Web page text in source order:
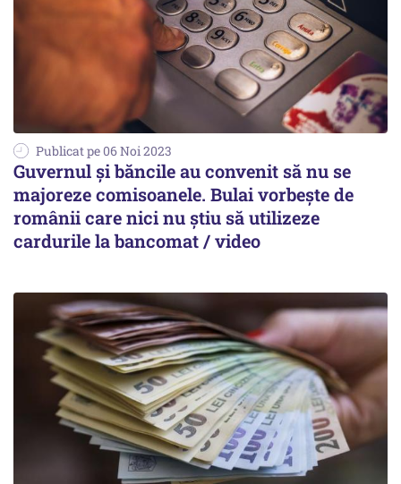
Publicat pe 06 Noi 2023
Guvernul și băncile au convenit să nu se
majoreze comisoanele. Bulai vorbește de
românii care nici nu știu să utilizeze
cardurile la bancomat / video